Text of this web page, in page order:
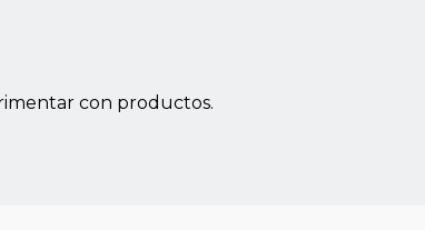
con productos.